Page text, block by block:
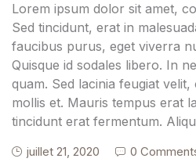
Lorem ipsum dolor sit amet,
Sed tincidunt, erat in
faucibus purus, eget viverra
Quisque id sodales libero. In
quam. Sed lacinia feugiat
mollis et. Mauris tempus erat
tincidunt erat fermentum.
juillet 21, 2020 0